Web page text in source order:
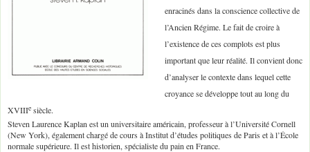
enracinés dans la conscience collective de
l’Ancien Régime. Le fait de croire à
l’existence de ces complots est plus
important que leur réalité. Il convient donc
d’analyser le contexte dans lequel cette
croyance se développe tout au long du
XVIIIe siècle.
Steven Laurence Kaplan est un universitaire américain, professeur à l’Université Cornell
(New York), également chargé de cours à Institut d’études politiques de Paris et à l’École
normale supérieure. Il est historien, spécialiste du pain en France.